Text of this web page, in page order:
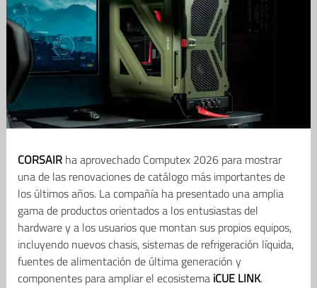
CORSAIRha aprovechado Computex 2026 para mostrar
una de las renovaciones de catálogo más importantes de
los últimos años. La compañía ha presentado una amplia
gama de productos orientados a los entusiastas del
hardware y a los usuarios que montan sus propios equipos,
incluyendo nuevos chasis, sistemas de refrigeración líquida,
fuentes de alimentación de última generación y
componentes para ampliar el ecosistema iCUE LINK.